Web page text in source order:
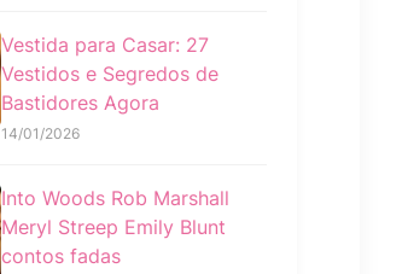
Vestida para Casar: 27
Vestidos e Segredos de
Bastidores Agora
14/01/2026
Into Woods Rob Marshall
Meryl Streep Emily Blunt
contos fadas